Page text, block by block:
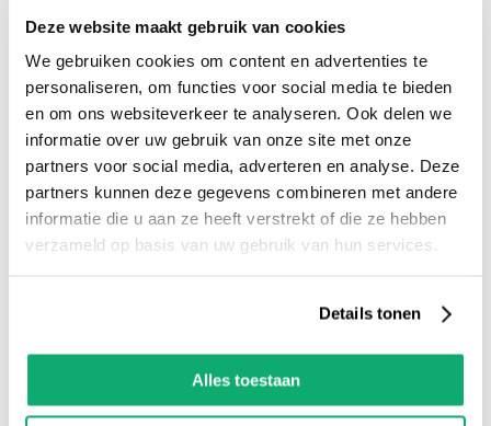
Deze website maakt gebruik van cookies
We gebruiken cookies om content en advertenties te
personaliseren, om functies voor social media te bieden
en om ons websiteverkeer te analyseren. Ook delen we
informatie over uw gebruik van onze site met onze
partners voor social media, adverteren en analyse. Deze
partners kunnen deze gegevens combineren met andere
informatie die u aan ze heeft verstrekt of die ze hebben
verzameld op basis van uw gebruik van hun services.
Details tonen
Alles toestaan
voldoende parkeergelegenheid en ruime
Productspecificaties
Let op! Over gebleven tegels mogen niet retour!
De kleur van de tegel op de afbeelding kan altijd
iets afwijken van de werkelijkheid. We adviseren